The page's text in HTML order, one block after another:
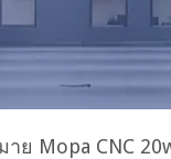
าย Mopa CNC